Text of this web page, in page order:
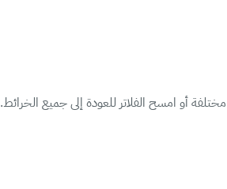
أو امسح الفلاتر للعودة إلى جميع الخرائط.